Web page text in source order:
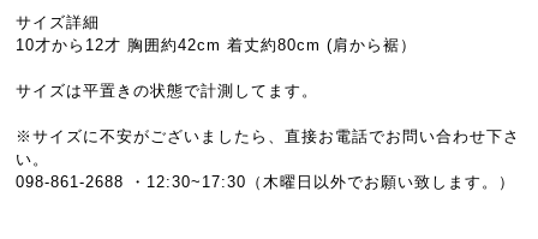
サイズ詳細
10才から12才 胸囲約42cm 着丈約80cm (肩から裾）
サイズは平置きの状態で計測してます。
※サイズに不安がございましたら、直接お電話でお問い合わせ下さ
い。
098-861-2688 ・12:30~17:30（木曜日以外でお願い致します。）